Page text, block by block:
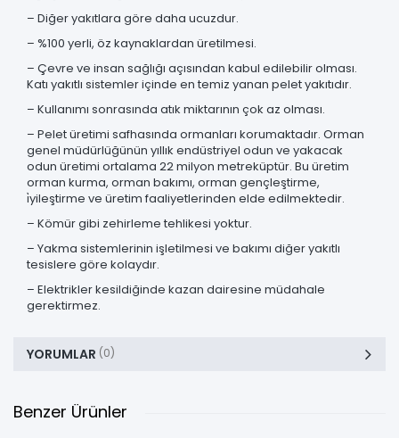
– Diğer yakıtlara göre daha ucuzdur.
– %100 yerli, öz kaynaklardan üretilmesi.
– Çevre ve insan sağlığı açısından kabul edilebilir olması.
Katı yakıtlı sistemler içinde en temiz yanan pelet yakıtıdır.
– Kullanımı sonrasında atık miktarının çok az olması.
– Pelet üretimi safhasında ormanları korumaktadır. Orman
genel müdürlüğünün yıllık endüstriyel odun ve yakacak
odun üretimi ortalama 22 milyon metreküptür. Bu üretim
orman kurma, orman bakımı, orman gençleştirme,
i̇yileştirme ve üretim faaliyetlerinden elde edilmektedir.
– Kömür gibi zehirleme tehlikesi yoktur.
– Yakma sistemlerinin işletilmesi ve bakımı diğer yakıtlı
tesislere göre kolaydır.
– Elektrikler kesildiğinde kazan dairesine müdahale
gerektirmez.
YORUMLAR (0)
Benzer Ürünler